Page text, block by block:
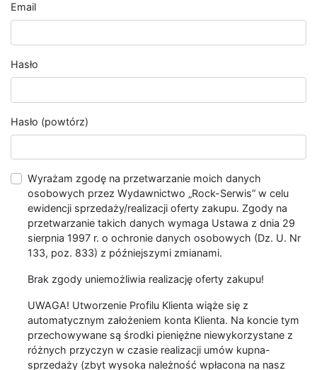
Email
Hasło
Hasło (powtórz)
Wyrażam zgodę na przetwarzanie moich danych
osobowych przez Wydawnictwo „Rock-Serwis” w celu
ewidencji sprzedaży/realizacji oferty zakupu. Zgody na
przetwarzanie takich danych wymaga Ustawa z dnia 29
sierpnia 1997 r. o ochronie danych osobowych (Dz. U. Nr
133, poz. 833) z późniejszymi zmianami.
Brak zgody uniemożliwia realizację oferty zakupu!
UWAGA! Utworzenie Profilu Klienta wiąże się z
automatycznym założeniem konta Klienta. Na koncie tym
przechowywane są środki pieniężne niewykorzystane z
różnych przyczyn w czasie realizacji umów kupna-
sprzedaży (zbyt wysoka należność wpłacona na nasz